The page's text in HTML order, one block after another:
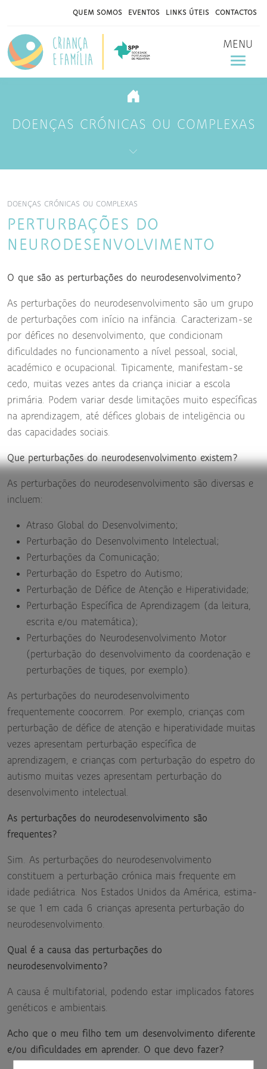
QUEM SOMOS EVENTOS LINKS ÚTEIS CONTACTOS
MENU
DOENÇAS CRÓNICAS OU COMPLEXAS
DOENÇAS CRÓNICAS OU COMPLEXAS
PERTURBAÇÕES DO
NEURODESENVOLVIMENTO
O que são as perturbações do neurodesenvolvimento?
As perturbações do neurodesenvolvimento são um grupo
de perturbações com início na infância. Caracterizam-se
por défices no desenvolvimento, que condicionam
dificuldades no funcionamento a nível pessoal, social,
académico e ocupacional. Tipicamente, manifestam-se
cedo, muitas vezes antes da criança iniciar a escola
primária. Podem variar desde limitações muito específicas
na aprendizagem, até défices globais de inteligência ou
das capacidades sociais.
Que perturbações do neurodesenvolvimento existem?
As perturbações do neurodesenvolvimento são diversas e
incluem:
Atraso Global do Desenvolvimento;
Perturbação do Desenvolvimento Intelectual;
Perturbações da Comunicação;
Perturbação do Espetro do Autismo;
Perturbação de Défice de Atenção e Hiperatividade;
Perturbação Específica de Aprendizagem (da leitura,
escrita e/ou matemática);
Perturbações do Neurodesenvolvimento Motor
(perturbação do desenvolvimento da coordenação e
perturbações de tiques, por exemplo).
As perturbações do neurodesenvolvimento
frequentemente coocorrem. Por exemplo, crianças com
perturbação de défice de atenção e hiperatividade muitas
vezes apresentam perturbação específica de
aprendizagem, e crianças com perturbação do espetro do
autismo muitas vezes apresentam perturbação do
desenvolvimento intelectual.
As perturbações do neurodesenvolvimento são
frequentes?
Sim. As perturbações do neurodesenvolvimento
constituem a perturbação crónica mais frequente em
idade pediátrica. Nos Estados Unidos da América, estima-
se que 1 em cada 6 crianças apresenta perturbação do
neurodesenvolvimento.
Qual é a causa das perturbações do
neurodesenvolvimento?
A causa é multifatorial, podendo estar implicados fatores
genéticos e ambientais.
Acho que o meu filho tem um desenvolvimento diferente
e/ou dificuldades em aprender. O que devo fazer?